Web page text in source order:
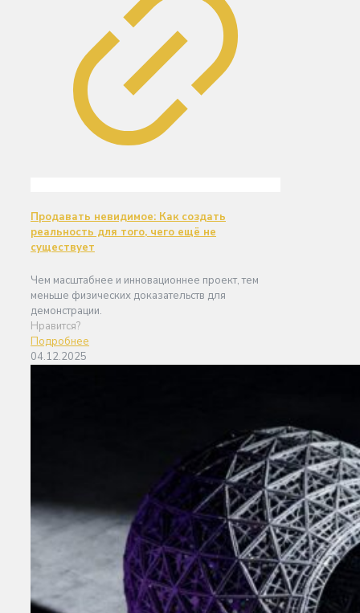
Продавать невидимое: Как создать
реальность для того, чего ещё не
существует
Чем масштабнее и инновационнее проект, тем
меньше физических доказательств для
демонстрации.
Нравится?
Подробнее
04.12.2025